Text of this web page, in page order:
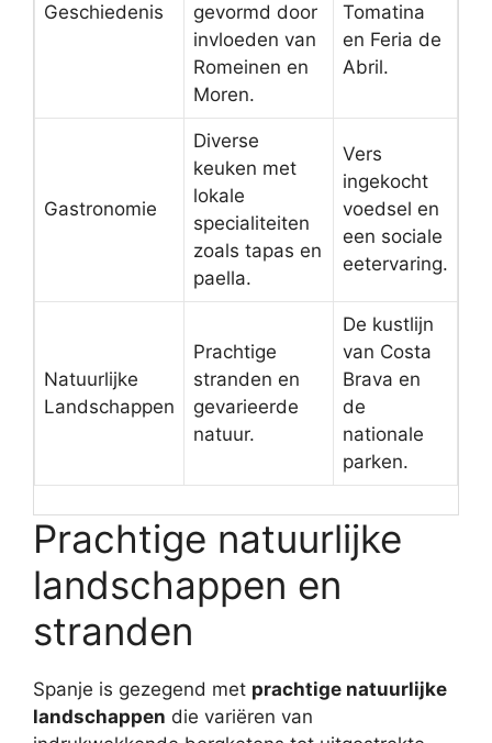
Geschiedenis
gevormd door
invloeden van
Romeinen en
Moren.
Tomatina
en Feria de
Abril.
Gastronomie
Diverse
keuken met
lokale
specialiteiten
zoals tapas en
paella.
Vers
ingekocht
voedsel en
een sociale
eetervaring.
Natuurlijke
Landschappen
Prachtige
stranden en
gevarieerde
natuur.
De kustlijn
van Costa
Brava en
de
nationale
parken.
Prachtige natuurlijke
landschappen en
stranden
Spanje is gezegend met prachtige natuurlijke
landschappen die variëren van